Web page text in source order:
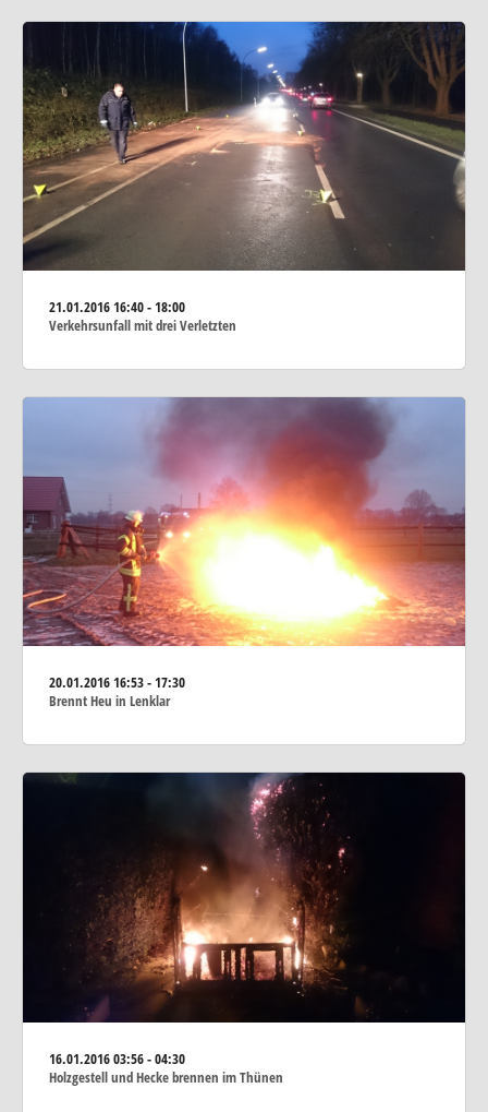
21.01.201616:40 - 18:00
Verkehrsunfall mit drei Verletzten
20.01.201616:53 - 17:30
Brennt Heu in Lenklar
16.01.201603:56 - 04:30
Holzgestell und Hecke brennen im Thünen